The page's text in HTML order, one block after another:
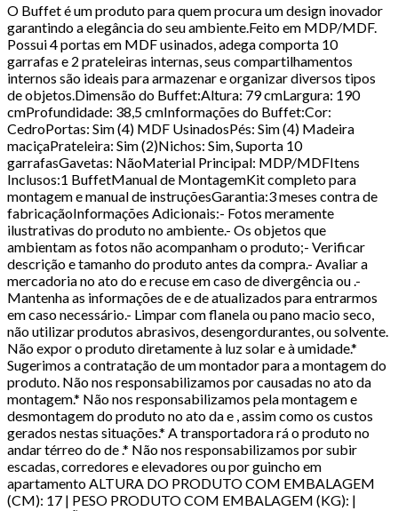
O Buffet é um produto para quem procura um design inovador
garantindo a elegância do seu ambiente.Feito em MDP/MDF.
Possui 4 portas em MDF usinados, adega comporta 10
garrafas e 2 prateleiras internas, seus compartilhamentos
internos são ideais para armazenar e organizar diversos tipos
de objetos.Dimensão do Buffet:Altura: 79 cmLargura: 190
cmProfundidade: 38,5 cmInformações do Buffet:Cor:
CedroPortas: Sim (4) MDF UsinadosPés: Sim (4) Madeira
maciçaPrateleira: Sim (2)Nichos: Sim, Suporta 10
garrafasGavetas: NãoMaterial Principal: MDP/MDFItens
Inclusos:1 BuffetManual de MontagemKit completo para
montagem e manual de instruçõesGarantia:3 meses contra de
fabricaçãoInformações Adicionais:- Fotos meramente
ilustrativas do produto no ambiente.- Os objetos que
ambientam as fotos não acompanham o produto;- Verificar
descrição e tamanho do produto antes da compra.- Avaliar a
mercadoria no ato do e recuse em caso de divergência ou .-
Mantenha as informações de e de atualizados para entrarmos
em caso necessário.- Limpar com flanela ou pano macio seco,
não utilizar produtos abrasivos, desengordurantes, ou solvente.
Não expor o produto diretamente à luz solar e à umidade.*
Sugerimos a contratação de um montador para a montagem do
produto. Não nos responsabilizamos por causadas no ato da
montagem.* Não nos responsabilizamos pela montagem e
desmontagem do produto no ato da e , assim como os custos
gerados nestas situações.* A transportadora rá o produto no
andar térreo do de .* Não nos responsabilizamos por subir
escadas, corredores e elevadores ou por guincho em
apartamento ALTURA DO PRODUTO COM EMBALAGEM
(CM): 17 | PESO PRODUTO COM EMBALAGEM (KG): |